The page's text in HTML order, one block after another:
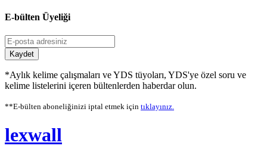
E-bülten Üyeliği
Kaydet
*Aylık kelime çalışmaları ve YDS tüyoları, YDS'ye özel soru ve
kelime listelerini içeren bültenlerden haberdar olun.
**E-bülten aboneliğinizi iptal etmek için tıklayınız.
lexwall